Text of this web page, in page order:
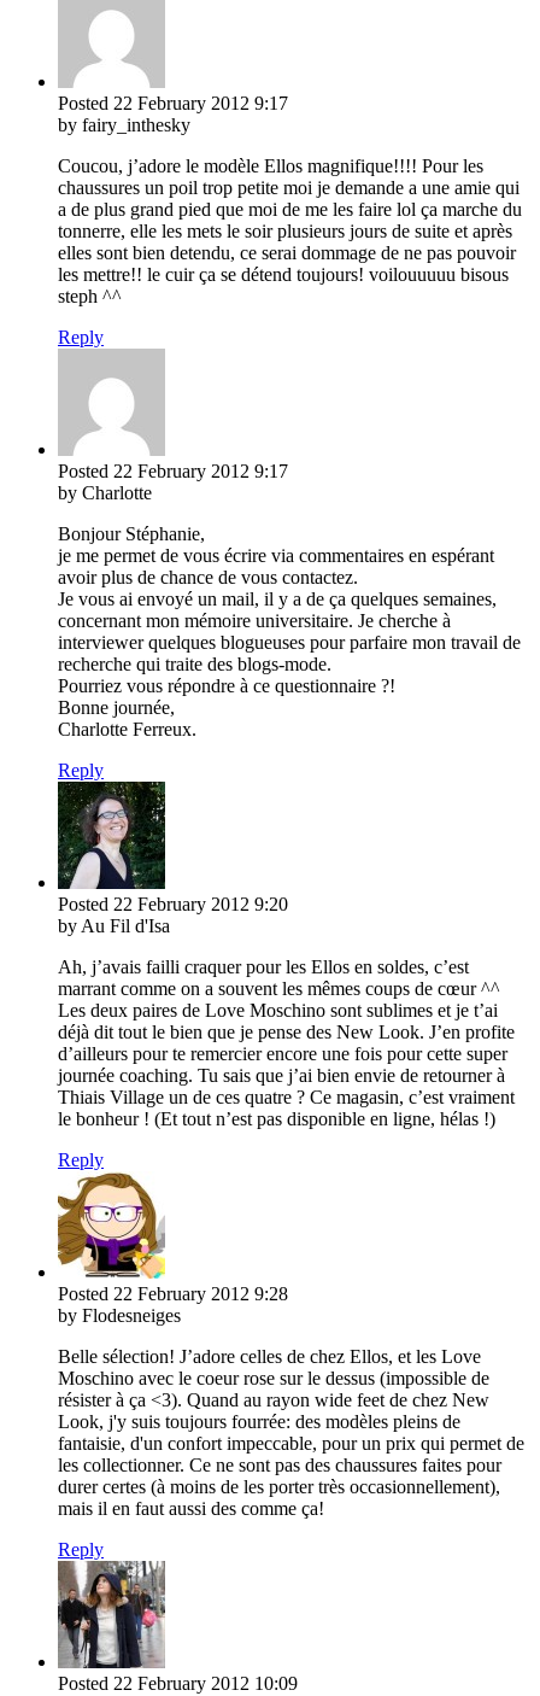
Posted 22 February 2012 9:17
by fairy_inthesky
Coucou, j’adore le modèle Ellos magnifique!!!! Pour les
chaussures un poil trop petite moi je demande a une amie qui
a de plus grand pied que moi de me les faire lol ça marche du
tonnerre, elle les mets le soir plusieurs jours de suite et après
elles sont bien detendu, ce serai dommage de ne pas pouvoir
les mettre!! le cuir ça se détend toujours! voilouuuuu bisous
steph ^^
Reply
Posted 22 February 2012 9:17
by Charlotte
Bonjour Stéphanie,
je me permet de vous écrire via commentaires en espérant
avoir plus de chance de vous contactez.
Je vous ai envoyé un mail, il y a de ça quelques semaines,
concernant mon mémoire universitaire. Je cherche à
interviewer quelques blogueuses pour parfaire mon travail de
recherche qui traite des blogs-mode.
Pourriez vous répondre à ce questionnaire ?!
Bonne journée,
Charlotte Ferreux.
Reply
Posted 22 February 2012 9:20
by Au Fil d'Isa
Ah, j’avais failli craquer pour les Ellos en soldes, c’est
marrant comme on a souvent les mêmes coups de cœur ^^
Les deux paires de Love Moschino sont sublimes et je t’ai
déjà dit tout le bien que je pense des New Look. J’en profite
d’ailleurs pour te remercier encore une fois pour cette super
journée coaching. Tu sais que j’ai bien envie de retourner à
Thiais Village un de ces quatre ? Ce magasin, c’est vraiment
le bonheur ! (Et tout n’est pas disponible en ligne, hélas !)
Reply
Posted 22 February 2012 9:28
by Flodesneiges
Belle sélection! J’adore celles de chez Ellos, et les Love
Moschino avec le coeur rose sur le dessus (impossible de
résister à ça <3). Quand au rayon wide feet de chez New
Look, j'y suis toujours fourrée: des modèles pleins de
fantaisie, d'un confort impeccable, pour un prix qui permet de
les collectionner. Ce ne sont pas des chaussures faites pour
durer certes (à moins de les porter très occasionnellement),
mais il en faut aussi des comme ça!
Reply
Posted 22 February 2012 10:09